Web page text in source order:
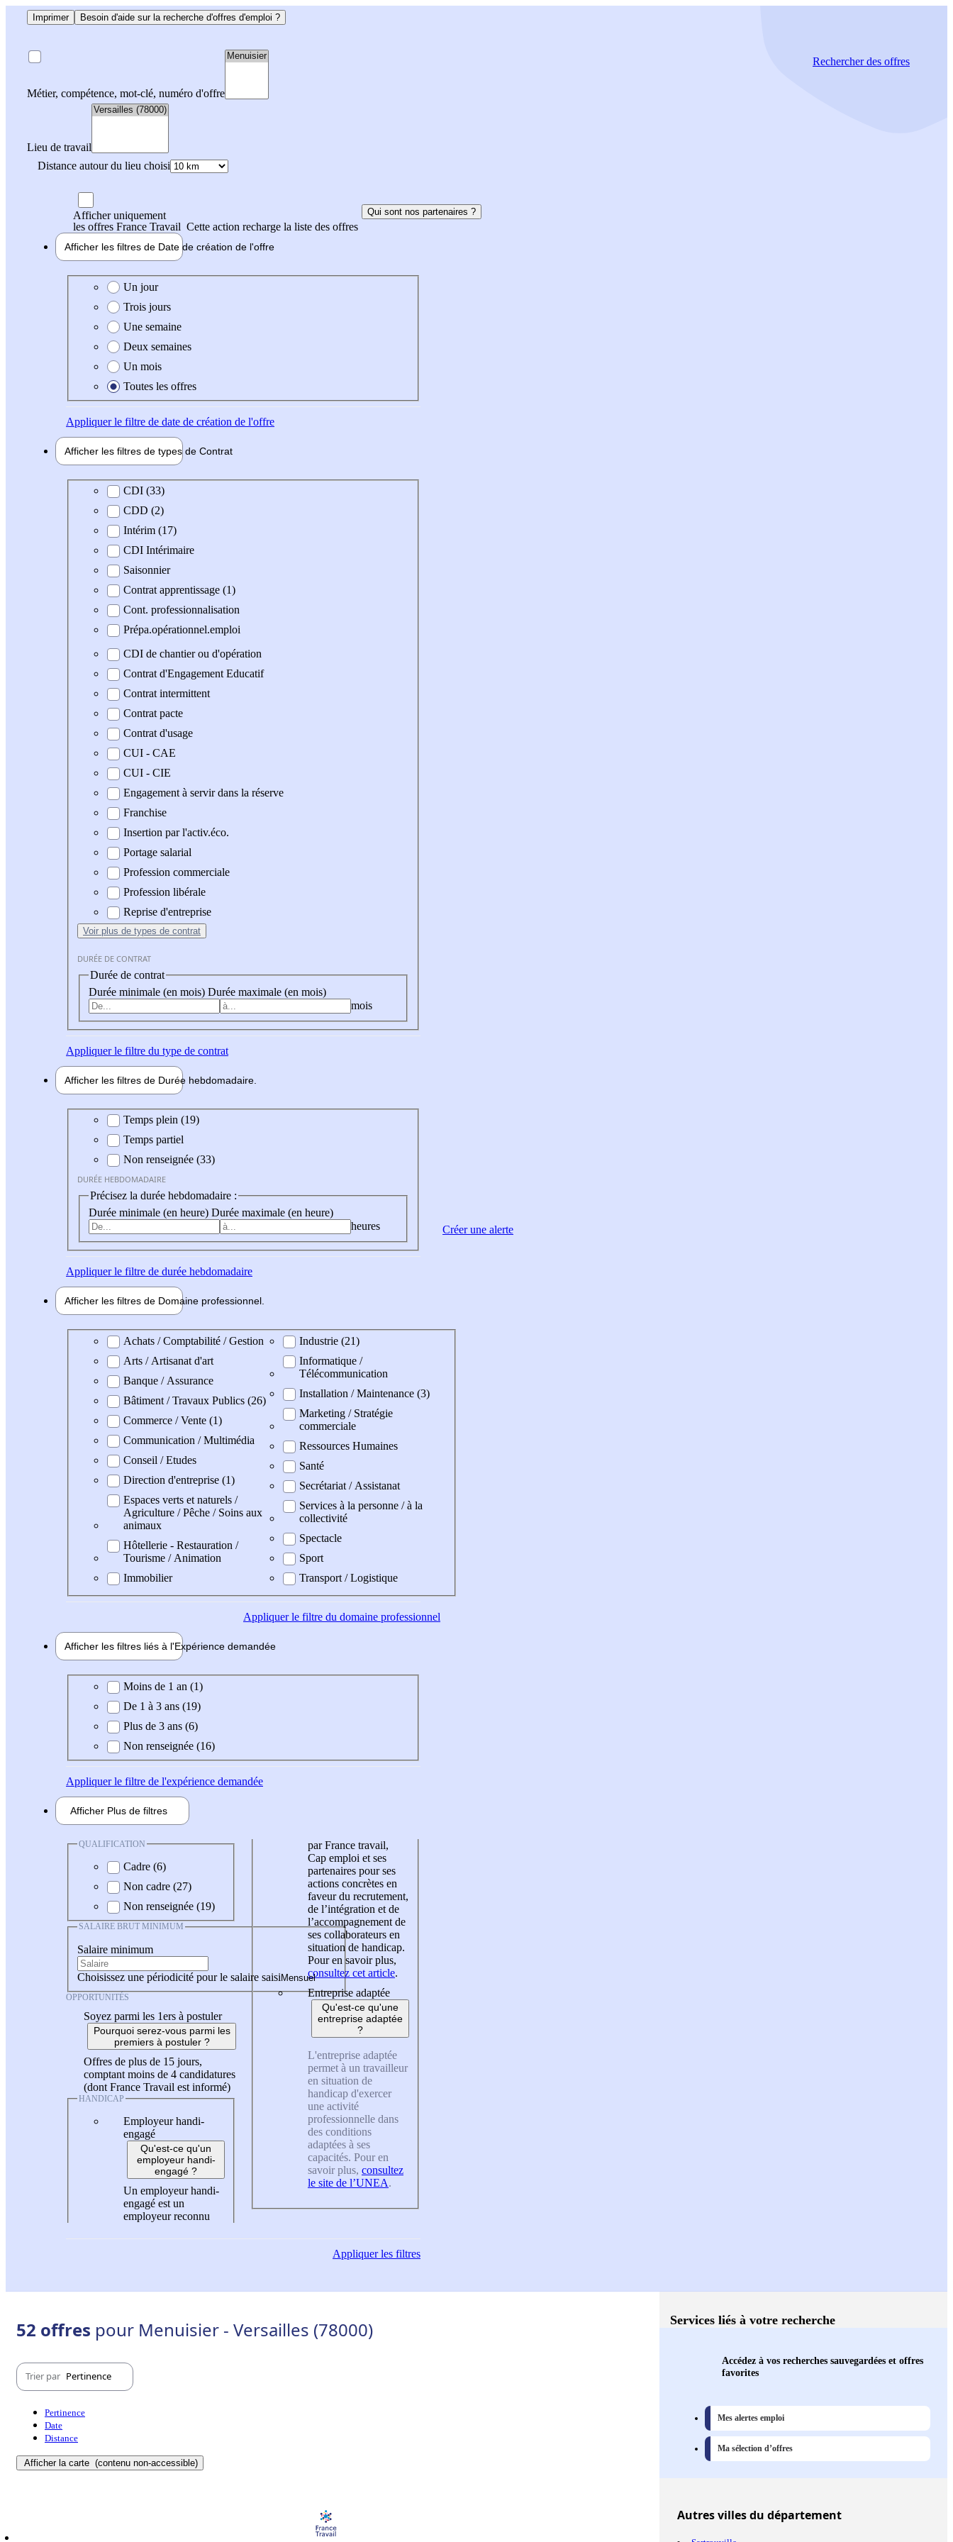
Imprimer Besoin d'aide sur la recherche d'offres d'emploi ?
Métier, compétence, mot-clé, numéro d'offre
Lieu de travail
Distance autour du lieu choisi
Rechercherdes offres
Afficher uniquement
les offres France Travail Cette action recharge la liste des offres
Qui sont nos partenaires ?
Afficher les filtres de Date de création de l'offre
Date de création de l'offre
Un jour
Trois jours
Une semaine
Deux semaines
Un mois
Toutes les offres
Appliquerle filtre de date de création de l'offre
Afficher les filtres de types de Contrat
Type de contratCDI (33)
CDD (2)
Intérim (17)
CDI Intérimaire
Saisonnier
Contrat apprentissage (1)
Cont. professionnalisation
Prépa.opérationnel.emploi
CDI de chantier ou d'opération
Contrat d'Engagement Educatif
Contrat intermittent
Contrat pacte
Contrat d'usage
CUI - CAE
CUI - CIE
Engagement à servir dans la réserve
Franchise
Insertion par l'activ.éco.
Portage salarial
Profession commerciale
Profession libérale
Reprise d'entreprise
Voir plus de types de contrat
DURÉE DE CONTRAT
Durée de contrat
Durée minimale (en mois) Durée maximale (en mois)
mois
Appliquerle filtre du type de contrat
Afficher les filtres de Durée hebdomadaire
Durée hebdomadaire
Temps plein (19)
Temps partiel
Non renseignée (33)
DURÉE HEBDOMADAIRE
Précisez la durée hebdomadaire :
Durée minimale (en heure) Durée maximale (en heure)
heures
Appliquerle filtre de durée hebdomadaire
Afficher les filtres de Domaine professionnel
Domaine professionel
Achats / Comptabilité / Gestion
Arts / Artisanat d'art
Banque / Assurance
Bâtiment / Travaux Publics (26)
Commerce / Vente (1)
Communication / Multimédia
Conseil / Etudes
Direction d'entreprise (1)
Espaces verts et naturels /
Agriculture / Pêche / Soins aux
animaux
Hôtellerie - Restauration /
Tourisme / Animation
Immobilier
Industrie (21)
Informatique /
Télécommunication
Installation / Maintenance (3)
Marketing / Stratégie
commerciale
Ressources Humaines
Santé
Secrétariat / Assistanat
Services à la personne / à la
collectivité
Spectacle
Sport
Transport / Logistique
Appliquerle filtre du domaine professionnel
Afficher les filtres liés à l'Expérience demandée
Expérience demandée
Moins de 1 an (1)
De 1 à 3 ans (19)
Plus de 3 ans (6)
Non renseignée (16)
Appliquerle filtre de l'expérience demandée
Afficher Plus de filtres
QUALIFICATION
Cadre (6)
Non cadre (27)
Non renseignée (19)
SALAIRE BRUT MINIMUM
Salaire minimum
Choisissez une périodicité pour le salaire saisi
OPPORTUNITÉS
Soyez parmi les 1ers à postuler
Pourquoi serez-vous parmi les
premiers à postuler ?
Offres de plus de 15 jours,
comptant moins de 4 candidatures
(dont France Travail est informé)
HANDICAP
Employeur handi-
engagé
Qu'est-ce qu'un
employeur handi-
engagé ?
Un employeur handi-
engagé est un
employeur reconnu
par France travail,
Cap emploi et ses
partenaires pour ses
actions concrètes en
faveur du recrutement,
de l’intégration et de
l’accompagnement de
ses collaborateurs en
situation de handicap.
Pour en savoir plus,
consultez cet article.
Entreprise adaptée
Qu'est-ce qu'une
entreprise adaptée
?
L'entreprise adaptée
permet à un travailleur
en situation de
handicap d'exercer
une activité
professionnelle dans
des conditions
adaptées à ses
capacités. Pour en
savoir plus, consultez
le site de l’UNEA.
Appliquerles filtres
Créer une alerte
52 offres pour Menuisier - Versailles (78000)
Trier par Pertinence
Pertinence
Date
Distance
Afficher la carte (contenu non-accessible)
Services liés à votre recherche
Accédez à vos recherches sauvegardées et offres
favorites
Mes alertes emploi
Ma sélection d’offres
Autresvillesdu département